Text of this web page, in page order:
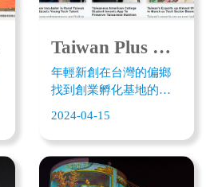
開場強調，行銷好比運
化行銷力的兩大核心肌
練。
Taiwan Plus 報導 嘉義文化科技創新基地讓 吸引年輕的新創回嘉
年輕新創在台灣的偏鄉
找到創業孵化基地的家
startups at a new
incubator in a rural part of
Taiwan.
2024-04-15